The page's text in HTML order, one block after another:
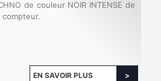
de couleur NOIR INTENSE de
compteur.
EN SAVOIR PLUS